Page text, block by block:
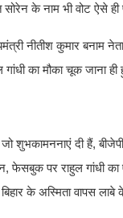
के नाम भी वोट ऐसे ही
नीतीश कुमार
का मौका चूक जाना
शुभकामननाएं दी हैं,
फेसबुक पर राहुल गांधी
के अस्मिता वापस